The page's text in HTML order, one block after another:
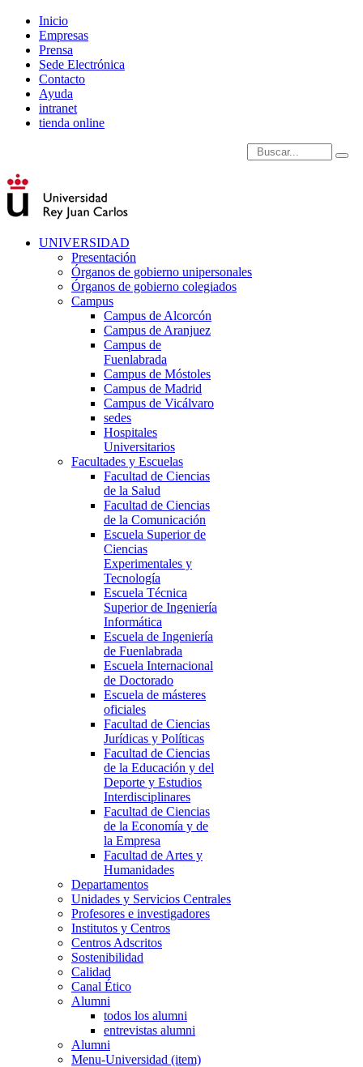
Inicio
Empresas
Prensa
Sede Electrónica
Contacto
Ayuda
intranet
tienda online
Introduce términos de
UNIVERSIDAD
Presentación
Órganos de gobierno unipersonales
Órganos de gobierno colegiados
Campus
Campus de Alcorcón
Campus de Aranjuez
Campus de
Fuenlabrada
Campus de Móstoles
Campus de Madrid
Campus de Vicálvaro
sedes
Hospitales
Universitarios
Facultades y Escuelas
Facultad de Ciencias
de la Salud
Facultad de Ciencias
de la Comunicación
Escuela Superior de
Ciencias
Experimentales y
Tecnología
Escuela Técnica
Superior de Ingeniería
Informática
Escuela de Ingeniería
de Fuenlabrada
Escuela Internacional
de Doctorado
Escuela de másteres
oficiales
Facultad de Ciencias
Jurídicas y Políticas
Facultad de Ciencias
de la Educación y del
Deporte y Estudios
Interdisciplinares
Facultad de Ciencias
de la Economía y de
la Empresa
Facultad de Artes y
Humanidades
Departamentos
Unidades y Servicios Centrales
Profesores e investigadores
Institutos y Centros
Centros Adscritos
Sostenibilidad
Calidad
Canal Ético
Alumni
todos los alumni
entrevistas alumni
Alumni
Menu-Universidad (item)